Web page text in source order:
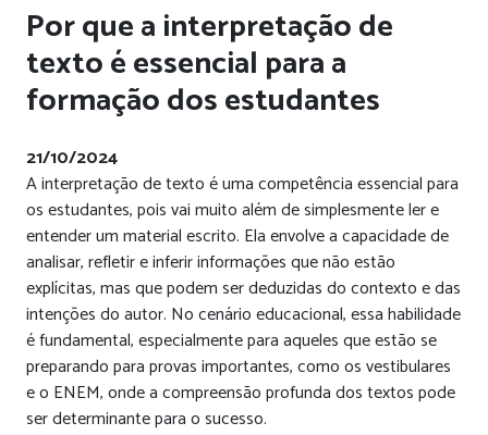
Por que a interpretação de
texto é essencial para a
formação dos estudantes
21/10/2024
A interpretação de texto é uma competência essencial para
os estudantes, pois vai muito além de simplesmente ler e
entender um material escrito. Ela envolve a capacidade de
analisar, refletir e inferir informações que não estão
explícitas, mas que podem ser deduzidas do contexto e das
intenções do autor. No cenário educacional, essa habilidade
é fundamental, especialmente para aqueles que estão se
preparando para provas importantes, como os vestibulares
e o ENEM, onde a compreensão profunda dos textos pode
ser determinante para o sucesso.